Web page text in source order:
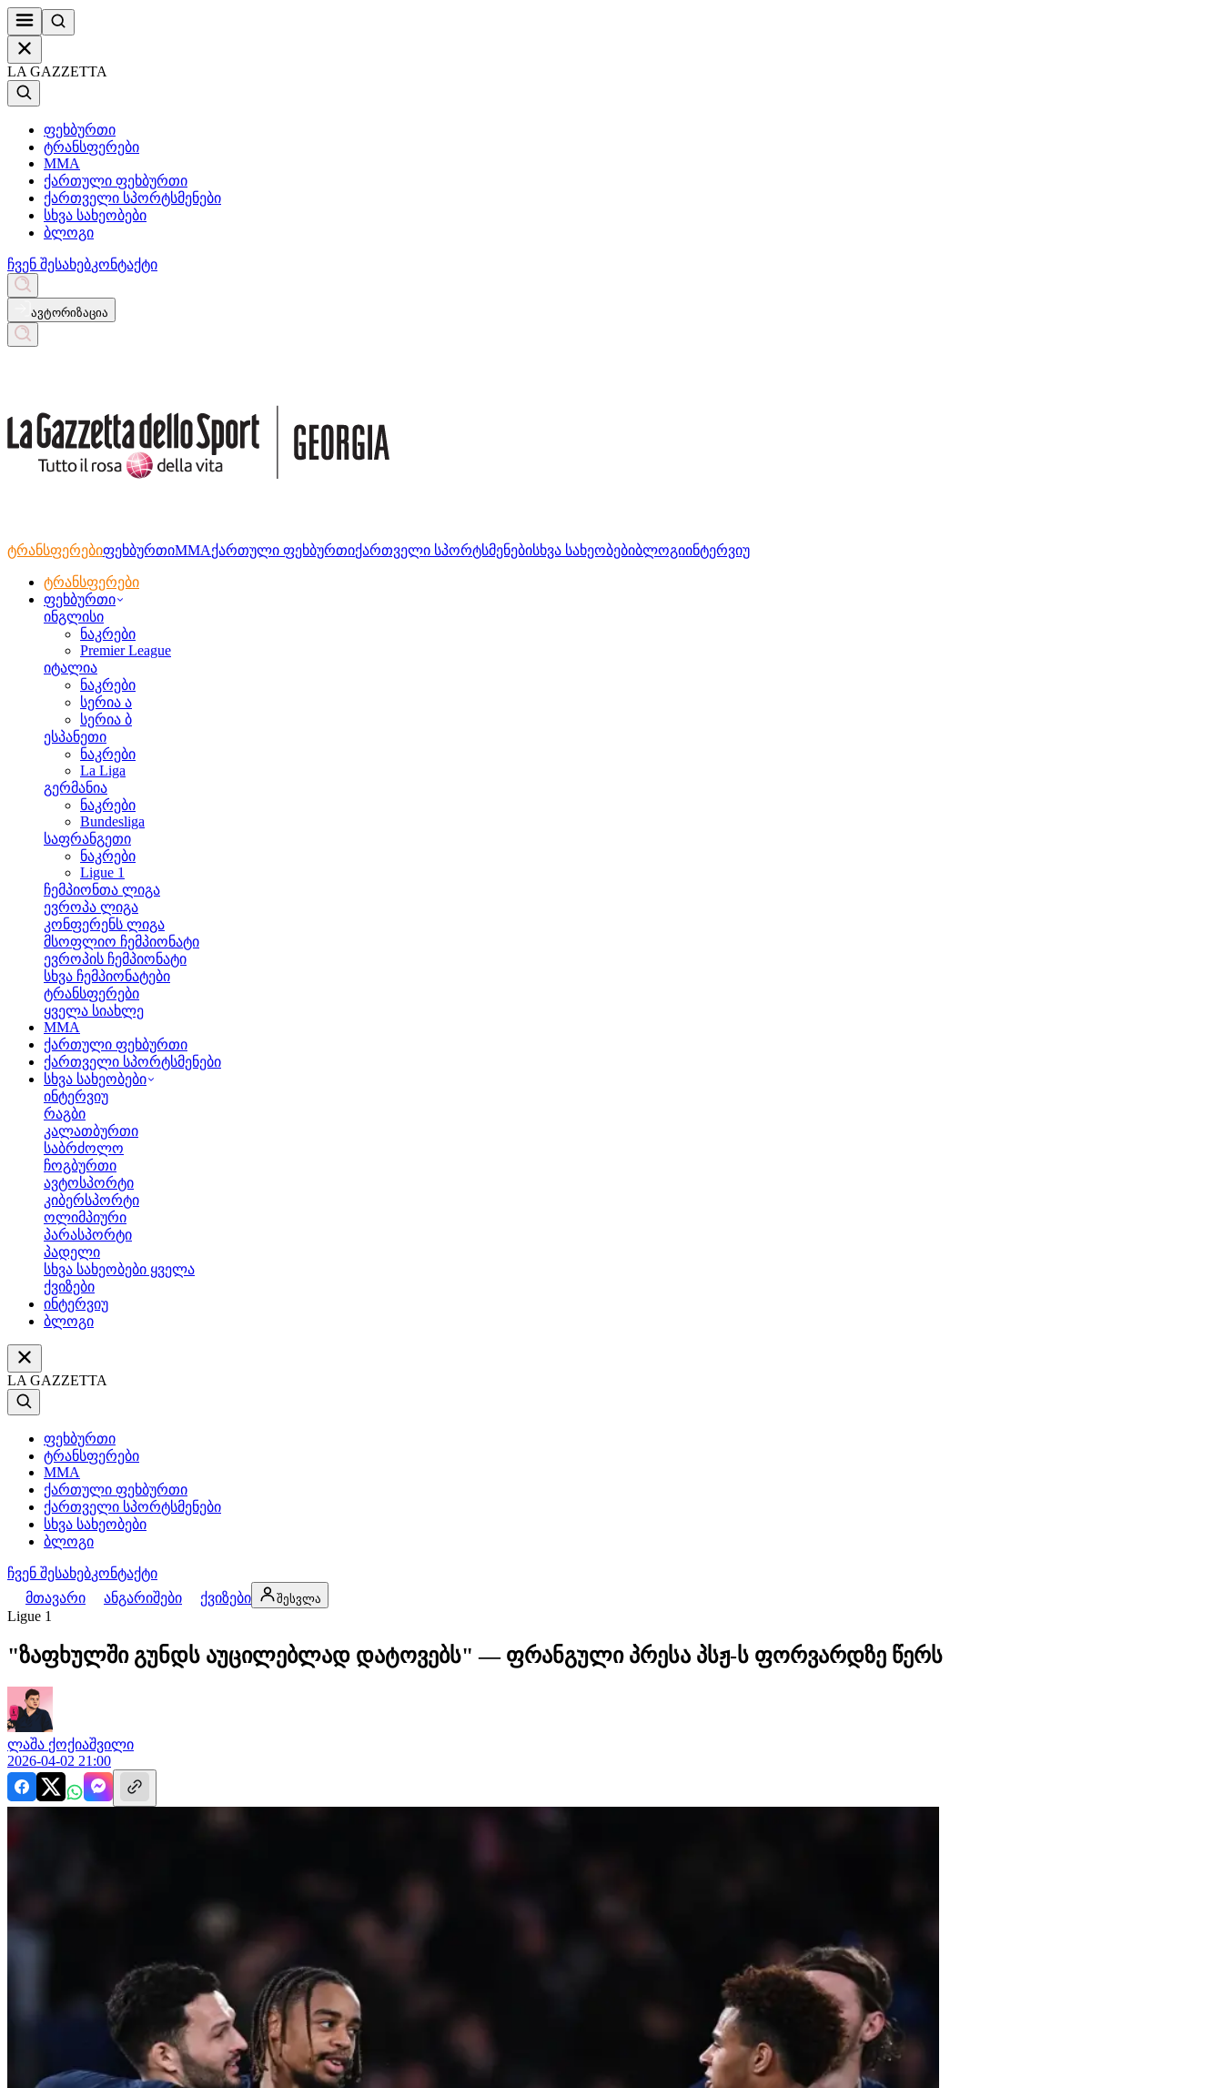
LA GAZZETTA
ფეხბურთი
ტრანსფერები
MMA
ქართული ფეხბურთი
ქართველი სპორტსმენები
სხვა სახეობები
ბლოგი
ჩვენ შესახებკონტაქტი
ავტორიზაცია
ტრანსფერებიფეხბურთიMMAქართული ფეხბურთიქართველი სპორტსმენებისხვა სახეობებიბლოგიინტერვიუ
ტრანსფერები
ფეხბურთი
ინგლისი
ნაკრები
Premier League
იტალია
ნაკრები
სერია ა
სერია ბ
ესპანეთი
ნაკრები
La Liga
გერმანია
ნაკრები
Bundesliga
საფრანგეთი
ნაკრები
Ligue 1
ჩემპიონთა ლიგა
ევროპა ლიგა
კონფერენს ლიგა
მსოფლიო ჩემპიონატი
ევროპის ჩემპიონატი
სხვა ჩემპიონატები
ტრანსფერები
ყველა სიახლე
MMA
ქართული ფეხბურთი
ქართველი სპორტსმენები
სხვა სახეობები
ინტერვიუ
რაგბი
კალათბურთი
საბრძოლო
ჩოგბურთი
ავტოსპორტი
კიბერსპორტი
ოლიმპიური
პარასპორტი
პადელი
სხვა სახეობები ყველა
ქვიზები
ინტერვიუ
ბლოგი
LA GAZZETTA
ფეხბურთი
ტრანსფერები
MMA
ქართული ფეხბურთი
ქართველი სპორტსმენები
სხვა სახეობები
ბლოგი
ჩვენ შესახებკონტაქტი
მთავარი
ანგარიშები ქვიზები შესვლა
Ligue 1
"ზაფხულში გუნდს აუცილებლად დატოვებს" — ფრანგული პრესა პსჟ-ს ფორვარდზე წერს
ლაშა ქოქიაშვილი
2026-04-02 21:00